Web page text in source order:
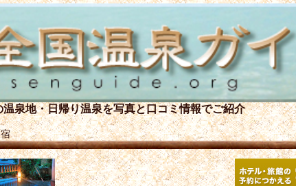
温泉地・日帰り温泉を写真と口コミ情報でご紹介